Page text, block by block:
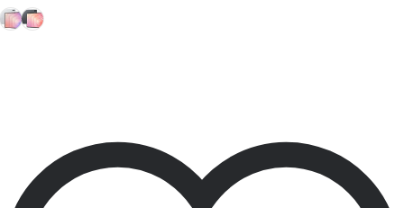
シルバー
グレー